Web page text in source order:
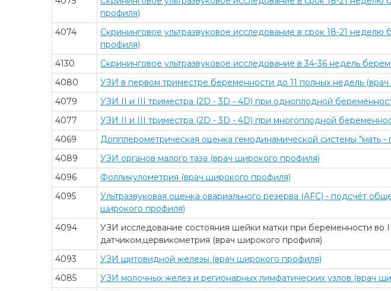
профиля)
4074
Скрининговое ультразвуковое исследование в срок 18-21
профиля)
4130 Скрининговое ультразвуковое исследование в 34-36 недель
4080
УЗИ в первом триместре беременности до 11 полных недель
4079
УЗИ II и III триместра (2D - 3D - 4D) при одноплодной
4077
УЗИ II и III триместра (2D - 3D - 4D) при многоплодной
4069
Допплерометрическая оценка гемодинамической системы "мать
4089
УЗИ органов малого таза (врач широкого профиля)
4096
Фолликулометрия (врач широкого профиля)
4095
Ультразвуковая оценка овариального резерва (AFC) - подсчёт
широкого профиля)
4094
УЗИ исследование состояния шейки матки при беременности во
датчиком,цервикометрия (врач широкого профиля)
4093 УЗИ щитовидной железы (врач широкого профиля)
4085
УЗИ молочных желез и регионарных лимфатических узлов (врач